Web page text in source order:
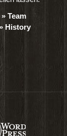
» Team
History